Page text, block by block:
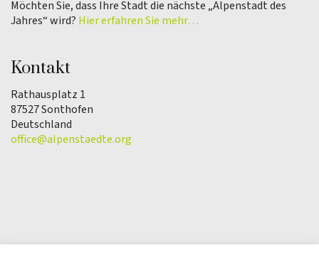
Möchten Sie, dass Ihre Stadt die nächste „Alpenstadt des
Jahres“ wird? Hier erfahren Sie mehr…
Kontakt
Rathausplatz 1
87527 Sonthofen
Deutschland
office@alpenstaedte.org